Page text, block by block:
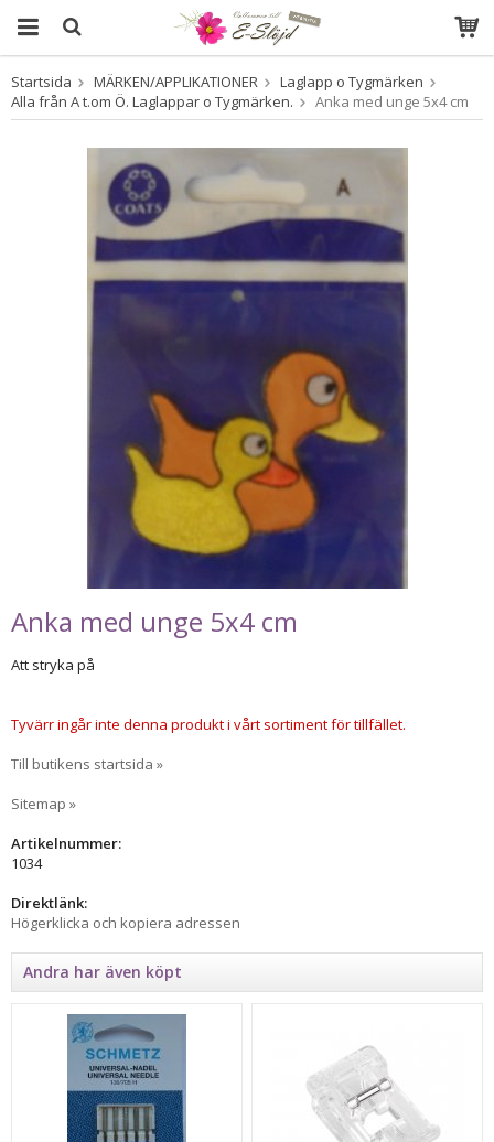
Produkten har blivit tillagd i varukorgen
Startsida MÄRKEN/APPLIKATIONER
Laglapp o Tygmärken
Alla från A t.om Ö. Laglappar o Tygmärken.
Anka med unge 5x4 cm
Anka med unge 5x4 cm
Att stryka på
Tyvärr ingår inte denna produkt i vårt sortiment för tillfället.
Till butikens startsida »
Sitemap »
Artikelnummer:
1034
Direktlänk:
Högerklicka och kopiera adressen
Andra har även köpt